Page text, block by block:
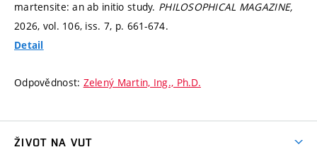
martensite: an ab initio study. PHILOSOPHICAL MAGAZINE,
2026, vol. 106, iss. 7, p. 661-674.
Detail
Odpovědnost: Zelený Martin, Ing., Ph.D.
ŽIVOT NA VUT